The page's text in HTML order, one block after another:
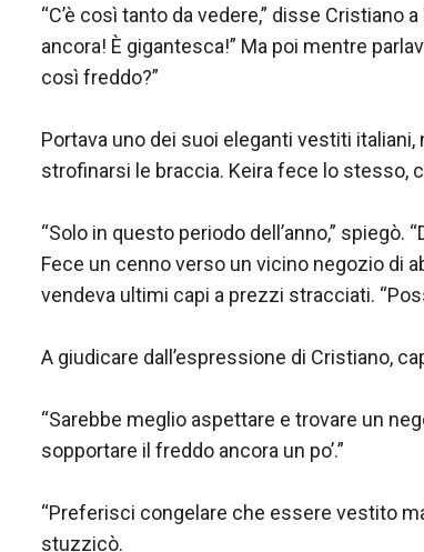
“C’è così tanto da vedere,” disse Cristiano
ancora! È gigantesca!” Ma poi mentre
così freddo?”
Portava uno dei suoi eleganti vestiti
strofinarsi le braccia. Keira fece lo stesso,
“Solo in questo periodo dell’anno,” spiegò.
Fece un cenno verso un vicino negozio di
vendeva ultimi capi a prezzi stracciati.
A giudicare dall’espressione di Cristiano,
“Sarebbe meglio aspettare e trovare un
sopportare il freddo ancora un po’.”
“Preferisci congelare che essere vestito
stuzzicò.